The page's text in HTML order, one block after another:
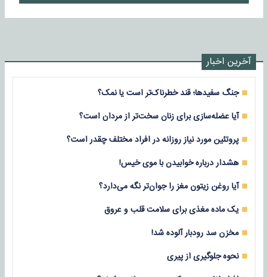
آخرین اخبار
جنگ سفیدها؛ قند خطرناک‌تر است یا نمک؟
آیا عضله‌سازی برای زنان سخت‌تر از مردان است؟
پروتئین مورد نیاز روزانه در افراد مختلف چقدر است؟
هشدار درباره خوابیدن با موی خیس!
آیا روغن زیتون مغز را جوان‌تر نگه می‌دارد؟
یک ماده مغذی برای سلامت قلب و عروق
مخزن سد رودبار آلوده شد!
نحوه جلوگیری از پیری